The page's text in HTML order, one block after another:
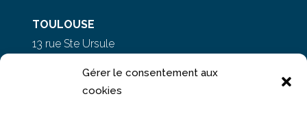
Gérer le consentement aux
cookies
TOULOUSE
13 rue Ste Ursule